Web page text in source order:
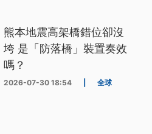
熊本地震高架橋錯位卻沒
垮 是「防落橋」裝置奏效
嗎？
2026-07-30 18:54 全球